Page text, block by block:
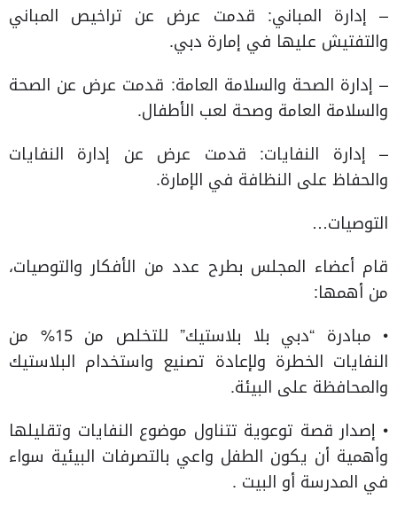
– إدارة المباني: قدمت عرض عن تراخيص المباني
والتفتيش عليها في إمارة دبي.
– إدارة الصحة والسلامة العامة: قدمت عرض عن الصحة
والسلامة العامة وصحة لعب الأطفال.
– إدارة النفايات: قدمت عرض عن إدارة النفايات
والحفاظ على النظافة في الإمارة.
التوصيات…
قام أعضاء المجلس بطرح عدد من الأفكار والتوصيات،
من أهمها:
• مبادرة “دبي بلا بلاستيك” للتخلص من 15% من
النفايات الخطرة ولإعادة تصنيع واستخدام البلاستيك
والمحافظة على البيئة.
• إصدار قصة توعوية تتناول موضوع النفايات وتقليلها
وأهمية أن يكون الطفل واعي بالتصرفات البيئية سواء
في المدرسة أو البيت .